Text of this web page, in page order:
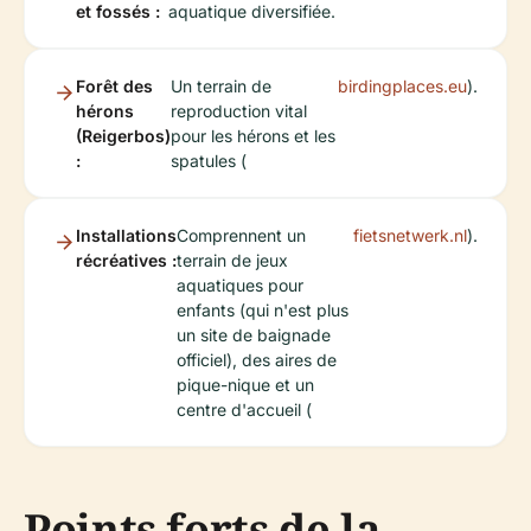
et fossés : aquatique diversifiée.
Forêt des
hérons
(Reigerbos)
:
Un terrain de
reproduction vital
pour les hérons et les
spatules (
birdingplaces.eu).
Installations
récréatives :
Comprennent un
terrain de jeux
aquatiques pour
enfants (qui n'est plus
un site de baignade
officiel), des aires de
pique-nique et un
centre d'accueil (
fietsnetwerk.nl).